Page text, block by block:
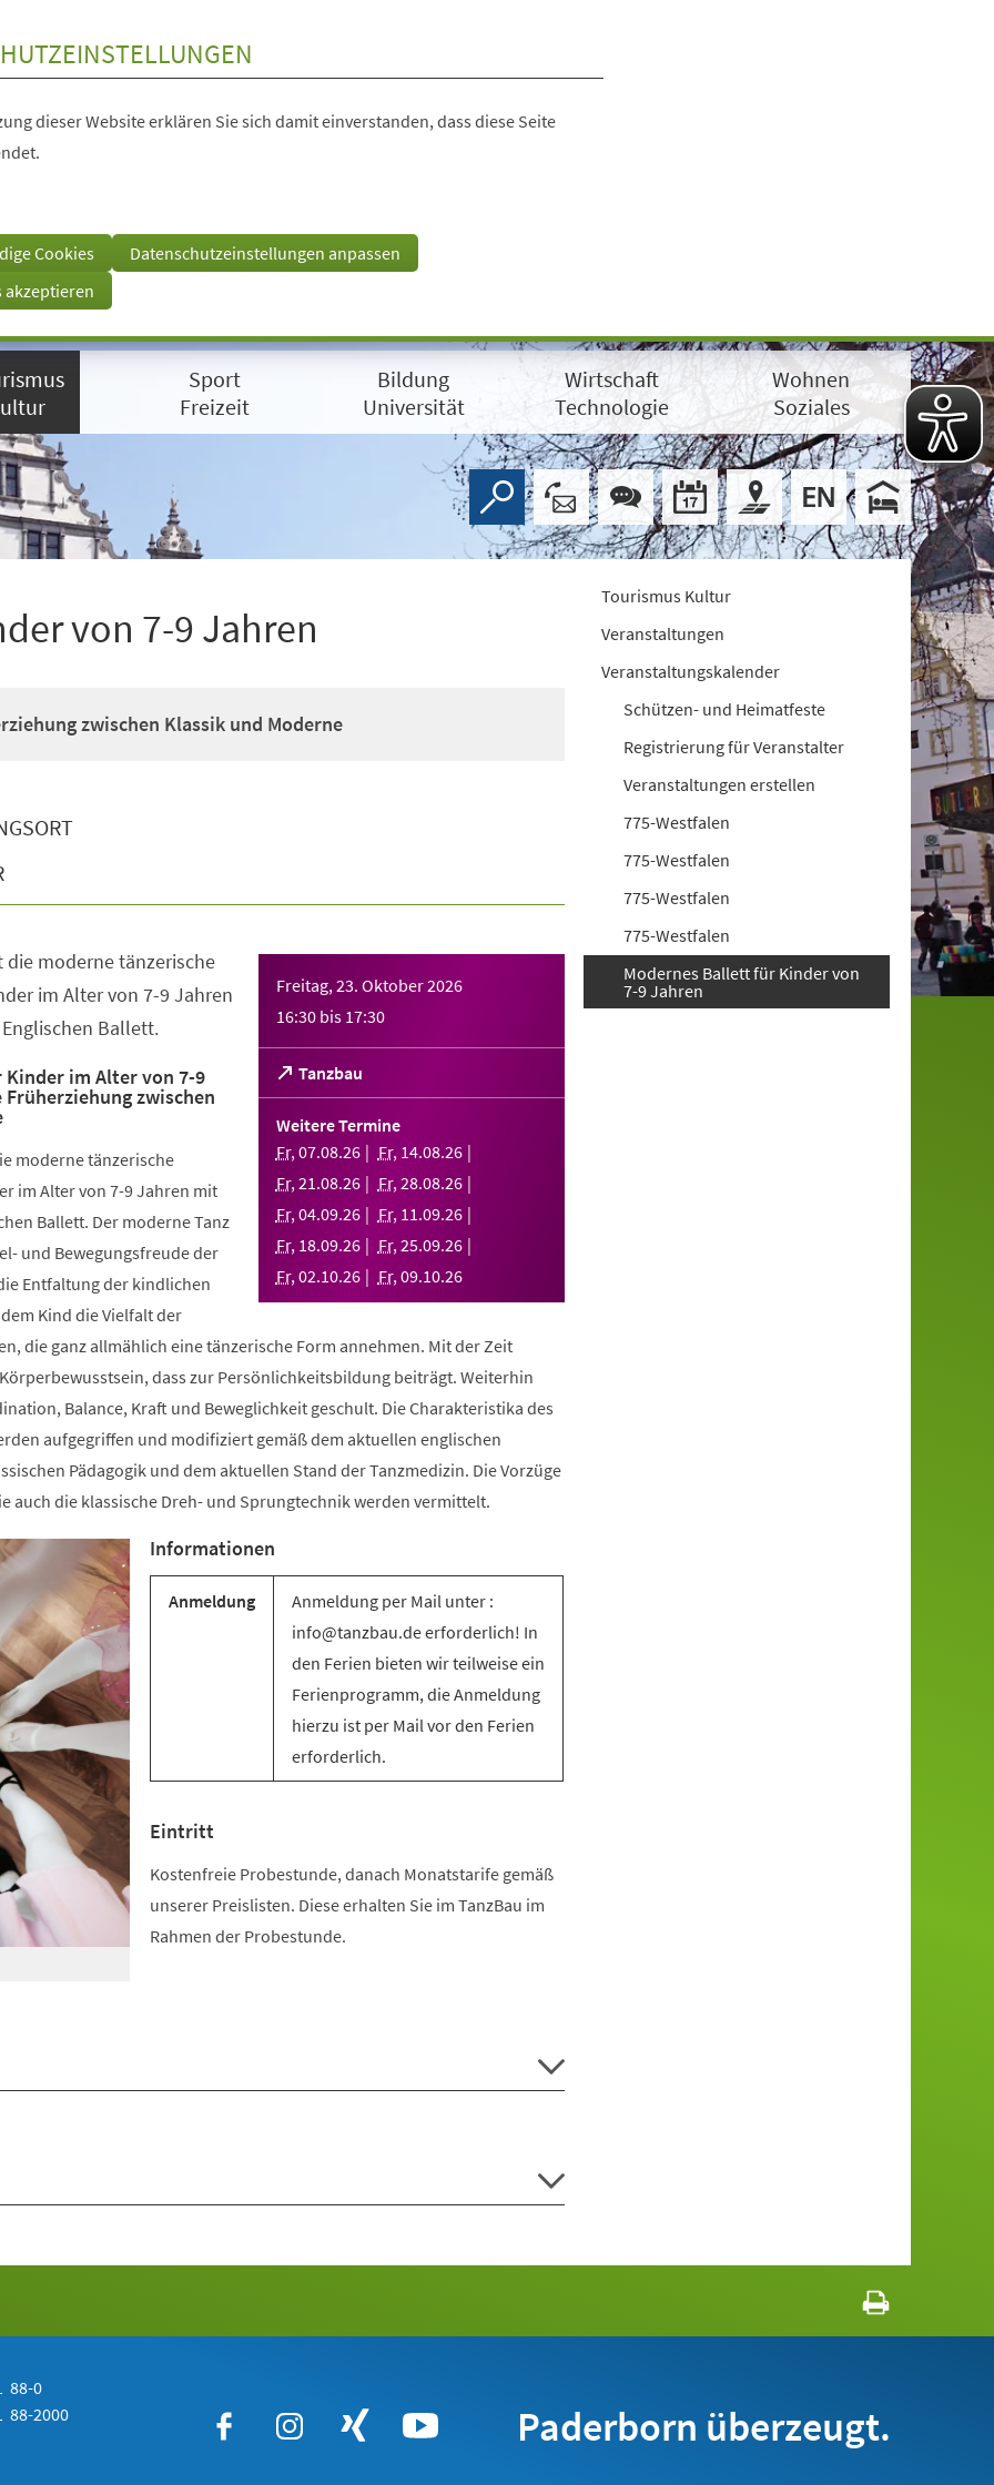
dieser Website erklären Sie sich damit einverstanden, dass diese Seite
Cookies
Datenschutzeinstellungen anpassen
akzeptieren
Sport
Freizeit
Bildung
Universität
Wirtschaft
Technologie
Wohnen
Soziales
von 7-9 Jahren
zwischen Klassik und Moderne
Freitag, 23. Oktober 2026
16:30 bis 17:30
Tanzbau
(Öffnet
in
einem
Tab)
Weitere Termine
Fr,07.08.26 Fr, 14.08.26
Fr,21.08.26 Fr,28.08.26
Fr,04.09.26 Fr, 11.09.26
Fr, 18.09.26 Fr,25.09.26
Fr,02.10.26 Fr,09.10.26
die moderne tänzerische
im Alter von 7-9 Jahren
Ballett.
im Alter von 7-9
zwischen
moderne tänzerische
im Alter von 7-9 Jahren mit
Ballett. Der moderne Tanz
und Bewegungsfreude der
Entfaltung der kindlichen
Kind die Vielfalt der
die ganz allmählich eine tänzerische Form annehmen. Mit der Zeit
dass zur Persönlichkeitsbildung beiträgt. Weiterhin
Balance, Kraft und Beweglichkeit geschult. Die Charakteristika des
aufgegriffen und modifiziert gemäß dem aktuellen englischen
Pädagogik und dem aktuellen Stand der Tanzmedizin. Die Vorzüge
auch die klassische Dreh- und Sprungtechnik werden vermittelt.
Informationen
Anmeldung
Anmeldung per Mail unter :
info@tanzbau.de erforderlich! In
den Ferien bieten wir teilweise ein
Ferienprogramm, die Anmeldung
hierzu ist per Mail vor den Ferien
erforderlich.
Eintritt
Kostenfreie Probestunde, danach Monatstarife gemäß
unserer Preislisten. Diese erhalten Sie im TanzBau im
Rahmen der Probestunde.
Tourismus Kultur
Veranstaltungen
Veranstaltungskalender
Schützen- und Heimatfeste
Registrierung für Veranstalter
Veranstaltungen erstellen
775-Westfalen
775-Westfalen
775-Westfalen
775-Westfalen
Modernes Ballett für Kinder von
7-9 Jahren
88-0
88-2000 Paderborn überzeugt.